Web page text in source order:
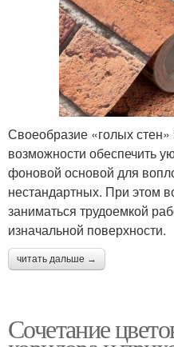
Своеобразие «голых стен»
возможности обеспечить
фоновой основой для
нестандартных. При этом
заниматься трудоемкой
изначальной поверхности.
читать дальше →
Сочетание